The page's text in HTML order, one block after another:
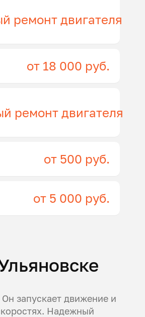
ремонт двигателя
от 18 000 руб.
ремонт двигателя
от 500 руб.
от 5 000 руб.
запускает движение и
Надежный